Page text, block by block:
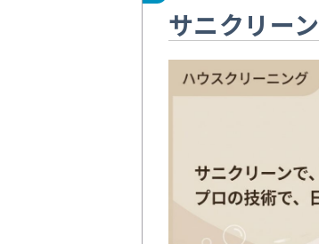
サニクリーン